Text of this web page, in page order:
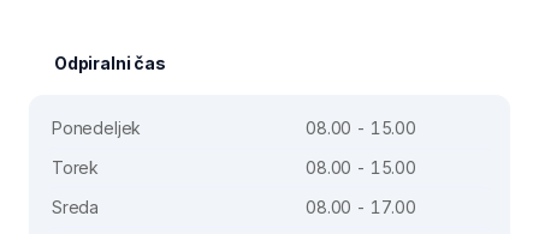
Odpiralni čas
Ponedeljek
08.00 - 15.00
Torek
08.00 - 15.00
Sreda
08.00 - 17.00